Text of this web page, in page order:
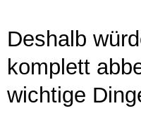
Deshalb
komplett
wichtige